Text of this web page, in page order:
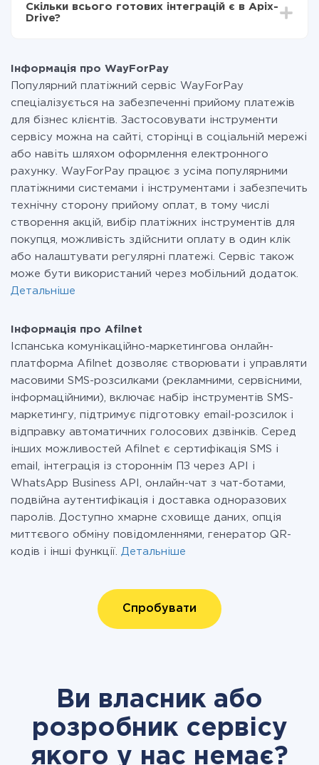
Ви оплачуєте лише кількість даних, які за фактом
передаються з однієї вашої системи в іншу через
при необхідності. Детальніше про
Скільки всього готових інтеграцій є в Apix-
Drive?
Інформація про WayForPay
Популярний платіжний сервіс WayForPay
спеціалізується на забезпеченні прийому платежів
для бізнес клієнтів. Застосовувати інструменти
сервісу можна на сайті, сторінці в соціальній мережі
або навіть шляхом оформлення електронного
рахунку. WayForPay працює з усіма популярними
платіжними системами і інструментами і забезпечить
технічну сторону прийому оплат, в тому числі
створення акцій, вибір платіжних інструментів для
покупця, можливість здійснити оплату в один клік
або налаштувати регулярні платежі. Сервіс також
може бути використаний через мобільний додаток.
Детальніше
Інформація про Afilnet
Іспанська комунікаційно-маркетингова онлайн-
платформа Afilnet дозволяє створювати і управляти
масовими SMS-розсилками (рекламними, сервісними,
інформаційними), включає набір інструментів SMS-
маркетингу, підтримує підготовку email-розсилок і
відправку автоматичних голосових дзвінків. Серед
інших можливостей Afilnet є сертифікація SMS і
email, інтеграція із стороннім ПЗ через API і
WhatsApp Business API, онлайн-чат з чат-ботами,
подвійна аутентифікація і доставка одноразових
паролів. Доступно хмарне сховище даних, опція
миттєвого обміну повідомленнями, генератор QR-
кодів і інші функції. Детальніше
Спробувати
Ви власник або
розробник сервісу
якого у нас немає?